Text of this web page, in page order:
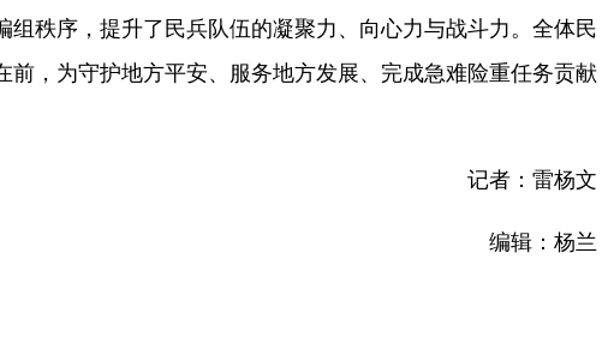
秩序，提升了民兵队伍的凝聚力、向心力与战斗力。全体民
，为守护地方平安、服务地方发展、完成急难险重任务贡献
记者：雷杨文
编辑：杨兰